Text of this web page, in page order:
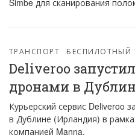
Simbe для сканирования
ТРАНСПОРТ БЕСПИЛОТНЫЙ
Deliveroo
дронами в
Курьерский сервис Deliveroo
в Дублине (Ирландия) в
компанией Manna.